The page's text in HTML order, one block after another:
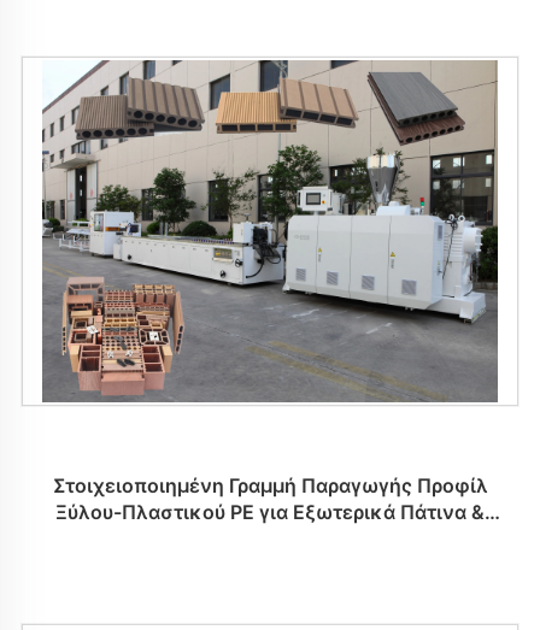
Στοιχειοποιημένη Γραμμή Παραγωγής Προφίλ
Ξύλου-Πλαστικού PE για Εξωτερικά Πάτινα &